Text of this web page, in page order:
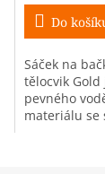
Do
Sáček na
tělocvik Gold
pevného
materiálu se